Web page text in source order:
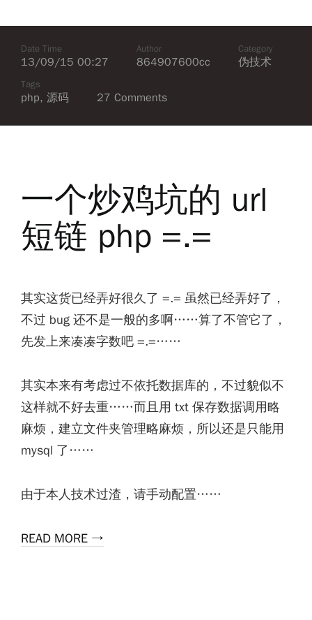
Date Time
13/09/15 00:27
Author
864907600cc
Category
伪技术
Tags
php, 源码 27 Comments
一个炒鸡坑的 url
短链 php =.=
其实这货已经弄好很久了 =.= 虽然已经弄好了，
不过 bug 还不是一般的多啊……算了不管它了，
先发上来凑凑字数吧 =.=……
其实本来有考虑过不依托数据库的，不过貌似不
这样就不好去重……而且用 txt 保存数据调用略
麻烦，建立文件夹管理略麻烦，所以还是只能用
mysql 了……
由于本人技术过渣，请手动配置……
READ MORE →